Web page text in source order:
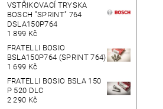
VSTŘIKOVACÍ TRYSKA
BOSCH "SPRINT" 764
DSLA150P764
1 899 Kč
FRATELLI BOSIO
BSLA150P764 (SPRINT 764)
1 699 Kč
FRATELLI BOSIO BSLA 150
P 520 DLC
2 290 Kč